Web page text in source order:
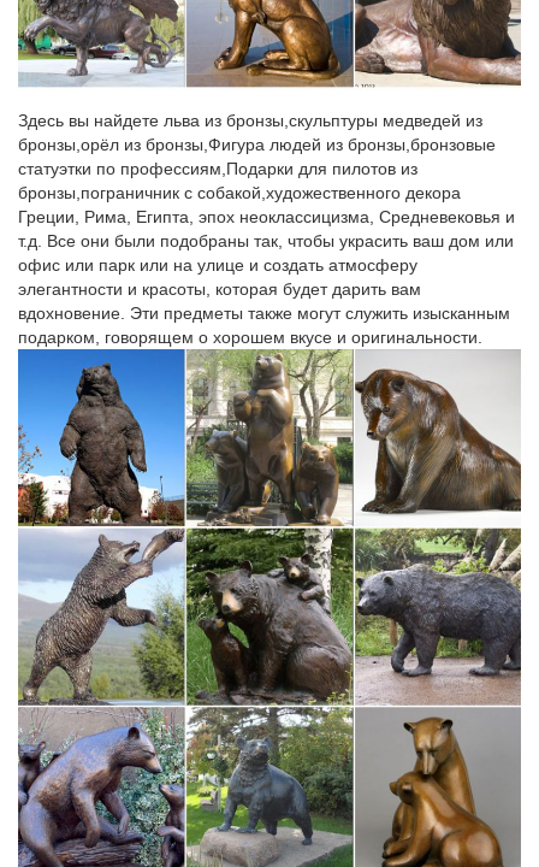
каникулы в мире оптических чудес от Музея оптики 6+. На
новогодних каникулах Музей оптики приглашает взрослых и
детей побывать в мире оптических иллюзий….
Снять квартиру в санкт-петербурге комендантский проспект.
katalog-kartinok5uo.mysunhouse.ru/е/6
Купить квартиру в стройке в санкт-петербурге авито.
302 Found
Постановка на учет спецтехники в Санкт-Петербурге и
области.
Contact Support
…которая пнула ребенка на детской площадке в Санкт-
Петербурге.
galereyakartinok-kgs2.sportfak.ru/в/8
Ищу работу для пенсионера в санкт-петербурге.
Велосипеды: цены в Санкт-Петербурге. Выбрать и купить…
Мы нашли для Вас самые низкие цены на велосипеды в
магазинах в Санкт-Петербурге. Удобный поиск, отзывы
покупателей в Санкт-Петербурге, обзоры взрослых, детских и
горных велосипедов.
galereya-bta8p.dima-shoytov.ru/Д/1
Этнографический музей в санкт-петербурге на карте.
galereya-9s3db.clubdome.ru/!-
Страшное утро в санкт петербурге 1917 года.
Здесь вы найдете льва из бронзы,скульптуры медведей из
бронзы,орёл из бронзы,Фигура людей из бронзы,бронзовые
статуэтки по профессиям,Подарки для пилотов из
бронзы,пограничник с собакой,художественного декора
Греции, Рима, Египта, эпох неоклассицизма, Средневековья и
т.д. Все они были подобраны так, чтобы украсить ваш дом или
офис или парк или на улице и создать атмосферу
элегантности и красоты, которая будет дарить вам
вдохновение. Эти предметы также могут служить изысканным
подарком, говорящем о хорошем вкусе и оригинальности.